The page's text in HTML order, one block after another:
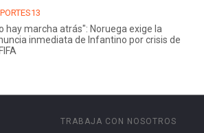
hay marcha atrás": Noruega exige la
inmediata de Infantino por crisis de
TRABAJA CON NOSOTROS